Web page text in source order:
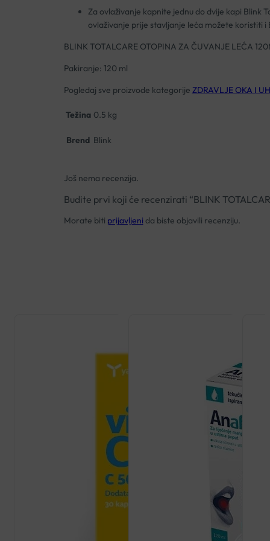
Za ovlaživanje kapnite jednu do dvije kapi Blink
ovlaživanje prije stavljanje leća možete koristiti
BLINK TOTALCARE OTOPINA ZA ČUVANJE LEĆA
Pakiranje: 120 ml
Pogledaj sve proizvode kategorije ZDRAVLJE OKA I
Težina 0.5 kg
Brend Blink
Još nema recenzija.
Budite prvi koji će recenzirati “BLINK
Morate biti prijavljeni da biste objavili recenziju.